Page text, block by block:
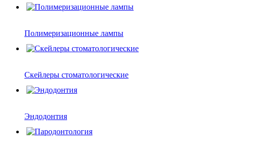
Полимеризационные лампы
Скейлеры стоматологические
Эндодонтия